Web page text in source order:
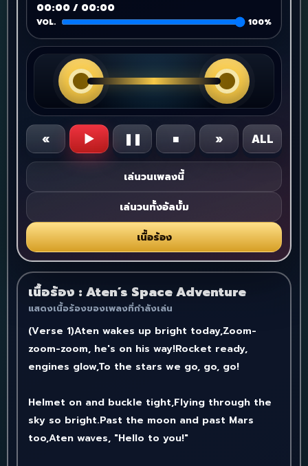
00:00 / 00:00
VOL. 100%
« ▶ ❚❚ ■ » ALL
เล่นวนเพลงนี้
เล่นวนทั้งอัลบั้ม
เนื้อร้อง
เนื้อร้อง : Aten’s Space Adventure
แสดงเนื้อร้องของเพลงที่กำลังเล่น
(Verse 1)Aten wakes up bright today,Zoom-
zoom-zoom, he's on his way!Rocket ready,
engines glow,To the stars we go, go, go!
Helmet on and buckle tight,Flying through the
sky so bright.Past the moon and past Mars
too,Aten waves, "Hello to you!"